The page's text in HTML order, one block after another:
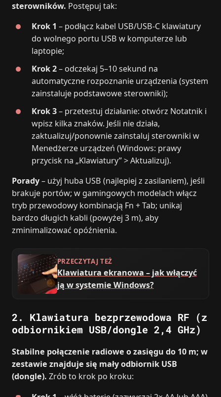
sterowników. Postępuj tak:
Krok 1 – podłącz kabel USB/USB-C klawiatury
do wolnego portu USB w komputerze lub
laptopie;
Krok 2– odczekaj 5–10 sekund na
automatyczne rozpoznanie urządzenia (system
zainstaluje podstawowe sterowniki);
Krok 3– przetestuj działanie: otwórz Notatnik i
wpisz kilka znaków. Jeśli nie działa,
zaktualizuj/ponownie zainstaluj sterowniki w
Menedżerze urządzeń (Windows: prawy
przycisk na „Klawiatury” > Aktualizuj).
Porady– użyj huba USB (najlepiej z zasilaniem), jeśli
brakuje portów; w gamingowych modelach włącz
tryb przewodowy kombinacją Fn + Tab; unikaj
bardzo długich kabli (powyżej 3 m), aby
zminimalizować opóźnienia.
PRZECZYTAJ TEŻ
Klawiatura ekranowa – jak włączyć
ją w systemie Windows?
2. Klawiatura bezprzewodowa RF (z
odbiornikiem USB/dongle 2,4 GHz)
Stabilne połączenie radiowe o zasięgu do 10 m; w
zestawie znajduje się mały odbiornik USB
(dongle). Zrób to krok po kroku: